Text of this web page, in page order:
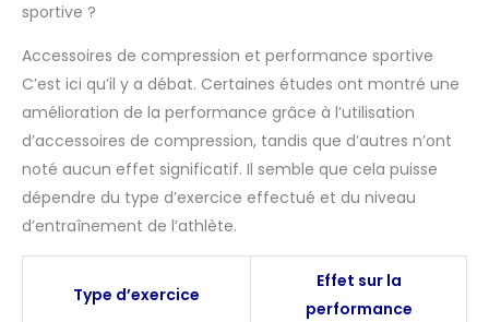
sportive ?
Accessoires de compression et performance sportive
C’est ici qu’il y a débat. Certaines études ont montré une
amélioration de la performance grâce à l’utilisation
d’accessoires de compression, tandis que d’autres n’ont
noté aucun effet significatif. Il semble que cela puisse
dépendre du type d’exercice effectué et du niveau
d’entraînement de l’athlète.
Type d’exercice
Effet sur la
performance